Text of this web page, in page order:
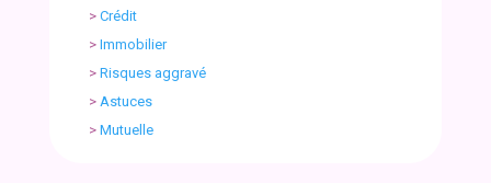
> Crédit
> Immobilier
> Risques aggravé
> Astuces
> Mutuelle